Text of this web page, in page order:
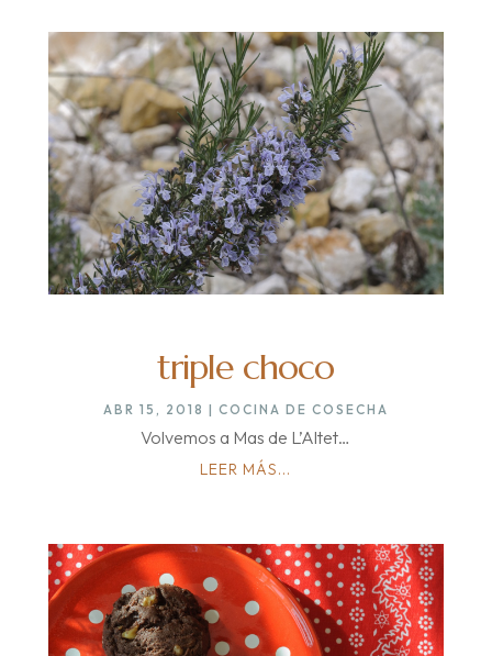
triple choco
ABR 15, 2018 | COCINA DE COSECHA
Volvemos a Mas de L’Altet…
LEER MÁS...